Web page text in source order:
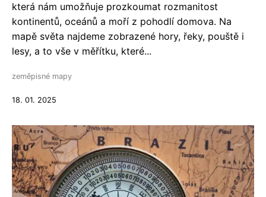
která nám umožňuje prozkoumat rozmanitost
kontinentů, oceánů a moří z pohodlí domova. Na
mapě světa najdeme zobrazené hory, řeky, pouště i
lesy, a to vše v měřítku, které...
zeměpisné mapy
18. 01. 2025